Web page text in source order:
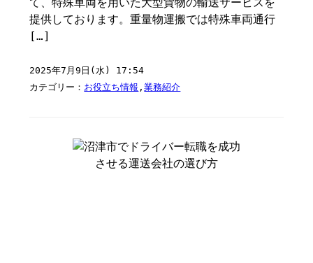
提供しております。重量物運搬では特殊車両通行
[…]
2025年7月9日(水) 17:54
カテゴリー： お役立ち情報 ,業務紹介